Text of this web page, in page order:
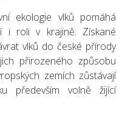
ekologie vlků pomáhá
i roli v krajině. Získané
vlků do české přírody
přirozeného způsobu
zemích zůstávají
především volně žijící